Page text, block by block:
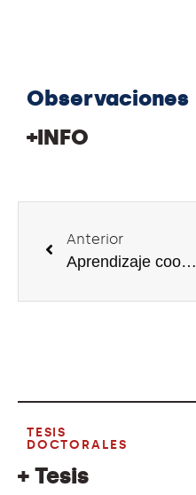
Observaciones
+INFO
Anterior
Aprendizaje cooperativo, Tecnología Digital y cambio metodológico: El caso de estudio del Grado en Gestión de Negocios de la Escuela Universitaria de Estudios Empresariales de Bilbao
TESIS
DOCTORALES
+ Tesis